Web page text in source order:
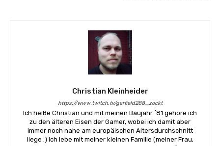
Christian Kleinheider
https://www.twitch.tv/garfield288_zockt
Ich heiße Christian und mit meinen Baujahr ´81 gehöre ich
zu den älteren Eisen der Gamer, wobei ich damit aber
immer noch nahe am europäischen Altersdurchschnitt
liege :) Ich lebe mit meiner kleinen Familie (meiner Frau,